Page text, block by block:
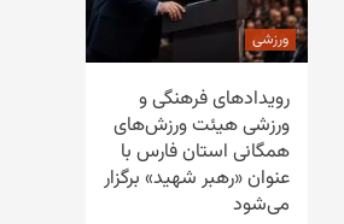
ورزشی
رویدادهای فرهنگی و
ورزشی هیئت ورزش‌های
همگانی استان فارس با
عنوان «رهبر شهید» برگزار
می‌شود